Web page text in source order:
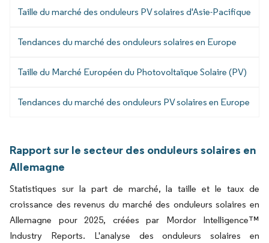
Taille du marché des onduleurs PV solaires d'Asie-Pacifique
Tendances du marché des onduleurs solaires en Europe
Taille du Marché Européen du Photovoltaïque Solaire (PV)
Tendances du marché des onduleurs PV solaires en Europe
Rapport sur le secteur des onduleurs solaires en
Allemagne
Statistiques sur la part de marché, la taille et le taux de
croissance des revenus du marché des onduleurs solaires en
Allemagne pour 2025, créées par Mordor Intelligence™
Industry Reports. L'analyse des onduleurs solaires en